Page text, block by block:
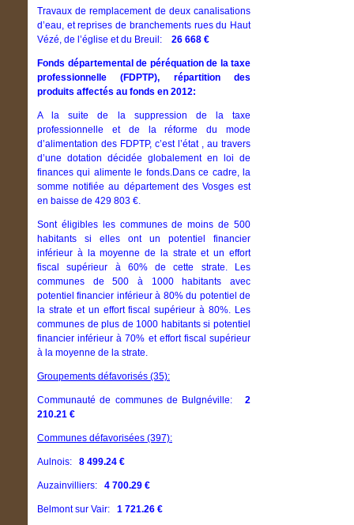
Travaux de remplacement de deux canalisations
d’eau, et reprises de branchements rues du Haut
Vézé, de l’église et du Breuil: 26 668 €
Fonds départemental de péréquation de la taxe
professionnelle (FDPTP), répartition des
produits affectés au fonds en 2012:
A la suite de la suppression de la taxe
professionnelle et de la réforme du mode
d’alimentation des FDPTP, c’est l’état , au travers
d’une dotation décidée globalement en loi de
finances qui alimente le fonds.Dans ce cadre, la
somme notifiée au département des Vosges est
en baisse de 429 803 €.
Sont éligibles les communes de moins de 500
habitants si elles ont un potentiel financier
inférieur à la moyenne de la strate et un effort
fiscal supérieur à 60% de cette strate. Les
communes de 500 à 1000 habitants avec
potentiel financier inférieur à 80% du potentiel de
la strate et un effort fiscal supérieur à 80%. Les
communes de plus de 1000 habitants si potentiel
financier inférieur à 70% et effort fiscal supérieur
à la moyenne de la strate.
Groupements défavorisés (35):
Communauté de communes de Bulgnéville:
2
210.21 €
Communes défavorisées (397):
Aulnois: 8 499.24 €
Auzainvilliers: 4 700.29 €
Belmont sur Vair: 1 721.26 €